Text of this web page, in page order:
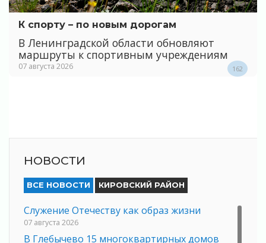
К спорту – по новым дорогам
В Ленинградской области обновляют
маршруты к спортивным учреждениям
07 августа 2026 162
НОВОСТИ
ВСЕ НОВОСТИ КИРОВСКИЙ РАЙОН
Служение Отечеству как образ жизни
07 августа 2026
В Глебычево 15 многоквартирных домов